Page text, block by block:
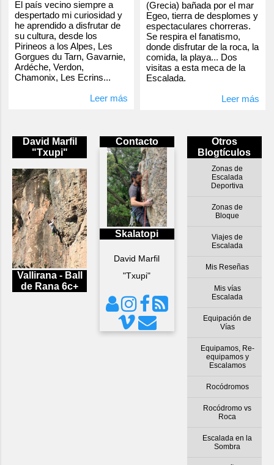
El país vecino siempre a
despertado mi curiosidad y
he aprendido a disfrutar de
su cultura, desde los
Pirineos a los Alpes, Les
Gorgues du Tarn, Gavarnie,
Ardéche, Verdon,
Chamonix, Les Ecrins...
Leer más
(Grecia) bañada por el mar
Egeo, tierra de desplomes y
espectaculares chorreras.
Se respira el fanatismo,
donde disfrutar de la roca, la
comida, la playa... Dos
visitas a esta meca de la
Escalada.
Leer más
Otros
Blogtículos
Zonas de
Escalada
Deportiva
Zonas de
Bloque
Viajes de
Escalada
Mis Reseñas
Mis vías
Escalada
Equipación de
Vías
Equipamos, Re-
equipamos y
Escalamos
Rocódromos
Rocódromo vs
Roca
Escalada en la
Sombra
David Marfil
"Txupi"
Vallirana - Ball
de Rana 6c+
Contacto
Skalatopi
David Marfil
"Txupi"